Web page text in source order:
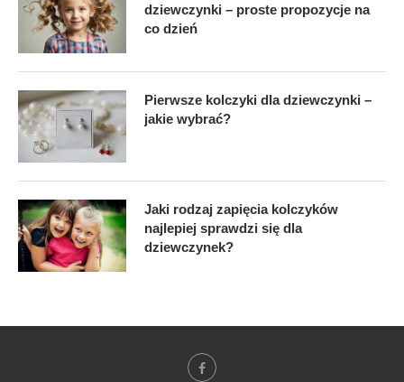
dziewczynki – proste propozycje na
co dzień
Pierwsze kolczyki dla dziewczynki –
jakie wybrać?
Jaki rodzaj zapięcia kolczyków
najlepiej sprawdzi się dla
dziewczynek?